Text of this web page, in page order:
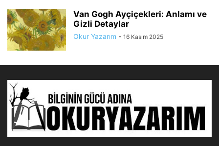
Van Gogh Ayçiçekleri: Anlamı ve
Gizli Detaylar
Okur Yazarım - 16 Kasım 2025